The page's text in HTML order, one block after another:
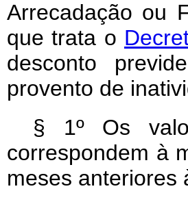
Arrecadação ou
que trata o
desconto
provento de
§ 1º Os
correspondem à
meses anteriores